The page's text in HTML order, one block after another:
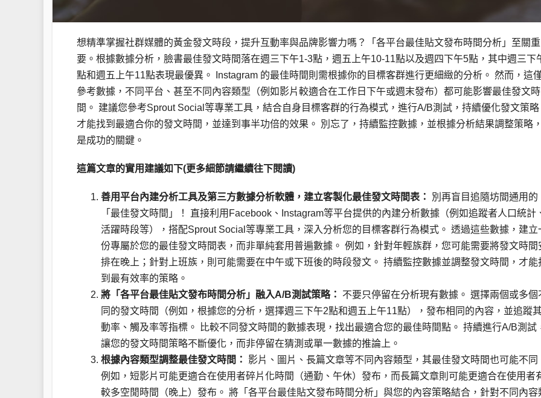
想精準掌握社群媒體的黃金發文時段，提升互動率與品牌影響力嗎？「各平台最佳貼文發布時間分析」至關重
要。根據數據分析，臉書最佳發文時間落在週三下午1-3點，週五上午10-11點以及週四下午5點，其中週三下
點和週五上午11點表現最優異。 Instagram 的最佳時間則需根據你的目標客群進行更細緻的分析。 然而，這
參考數據，不同平台、甚至不同內容類型（例如影片較適合在工作日下午或週末發布）都可能影響最佳發文時
間。 建議您參考Sprout Social等專業工具，結合自身目標客群的行為模式，進行A/B測試，持續優化發文策略
才能找到最適合你的發文時間，並達到事半功倍的效果。 別忘了，持續監控數據，並根據分析結果調整策略
是成功的關鍵。
這篇文章的實用建議如下(更多細節請繼續往下閱讀)
善用平台內建分析工具及第三方數據分析軟體，建立客製化最佳發文時間表：
別再盲目追隨坊間通用的
「最佳發文時間」！ 直接利用Facebook、Instagram等平台提供的內建分析數據（例如追蹤者人口統計
活躍時段等），搭配Sprout Social等專業工具，深入分析您的目標客群行為模式。 透過這些數據，建立
份專屬於您的最佳發文時間表，而非單純套用普遍數據。 例如，針對年輕族群，您可能需要將發文時間
排在晚上；針對上班族，則可能需要在中午或下班後的時段發文。 持續監控數據並調整發文時間，才能
到最有效率的策略。
將「各平台最佳貼文發布時間分析」融入A/B測試策略：
不要只停留在分析現有數據。 選擇兩個或多個
同的發文時間（例如，根據您的分析，選擇週三下午2點和週五上午11點），發布相同的內容，並追蹤
動率、觸及率等指標。 比較不同發文時間的數據表現，找出最適合您的最佳時間點。 持續進行A/B測試
讓您的發文時間策略不斷優化，而非停留在猜測或單一數據的推論上。
根據內容類型調整最佳發文時間：
影片、圖片、長篇文章等不同內容類型，其最佳發文時間也可能不同
例如，短影片可能更適合在使用者碎片化時間（通勤、午休）發布，而長篇文章則可能更適合在使用者
較多空閒時間（晚上）發布。 將「各平台最佳貼文發布時間分析」與您的內容策略結合，針對不同內容